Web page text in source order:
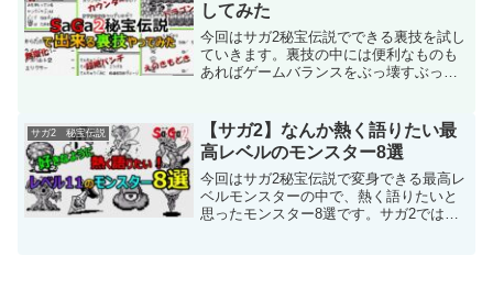
してみた
今回はサガ2秘宝伝説でできる裏技を試し
ていきます。裏技の中には便利なものも
あればゲームバランスをぶっ壊すぶっと
サガ2の裏技をみていきますので、ぜひ最
後までご覧ください。え...
サガ2 秘宝伝説
【サガ2】なんか熱く語りたい最
高レベルのモンスター8選
今回はサガ2秘宝伝説で変身できる最高レ
ベルモンスターの中で、熱く語りたいと
思ったモンスター8選です。サガ2では変